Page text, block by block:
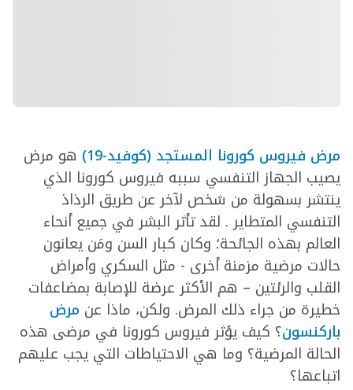
مرض فيروس كورونا المستجد (كوفيد-19)
هو مرض
يصيب الجهاز التنفسي سببه فيروس كورونا الذي
ينتشر بسهولة من شخص لآخر عن طريق الرذاذ
التنفسي المتطاير . لقد تأثر البشر في جميع أنحاء
العالم بهذه الجائحة؛ وكان كبار السن ومَن يعانون
حالات مرضية مزمنة أخرى - مثل السكري وأمراض
القلب والرئتين – هم الأكثر عرضة للإصابة بمضاعفات
خطيرة من جراء ذلك المرض. ولكن، ماذا عن مرض
باركنسون؟ كيف يؤثر فيروس كورونا في مرضى هذه
الحالة المرضية؟ وما هي الاحتياطات التي يجب عليهم
اتباعها؟